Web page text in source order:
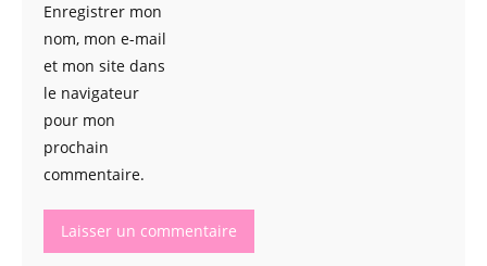
Enregistrer mon
nom, mon e-mail
et mon site dans
le navigateur
pour mon
prochain
commentaire.